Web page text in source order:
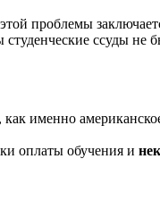
проблемы
студенческие ссуды
именно
оплаты обучения и